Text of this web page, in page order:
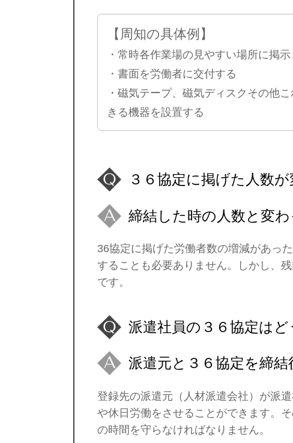
【周知の具体例】
・常時各作業場の見やすい場所に掲
・書面を労働者に交付する
・磁気テープ、磁気ディスクその他
きる機器を設置する
３６協定に掲げた人数
締結した時の人数と変
36協定に掲げた労働者数の増減があっ
することも必要ありません。しかし、
です。
派遣社員の３６協定は
派遣元と３６協定を締結
登録先の派遣元（人材派遣会社）が派
や休日労働をさせることができます。
の時間を守らなければなりません。